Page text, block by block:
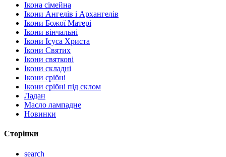
Ікона сімейна
Ікони Ангелів і Архангелів
Ікони Божої Матері
Ікони вінчальні
Ікони Ісуса Христа
Ікони Святих
Ікони святкові
Ікони складні
Ікони срібні
Ікони срібні під склом
Ладан
Масло лампадне
Новинки
Сторінки
search